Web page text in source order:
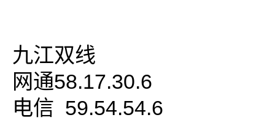
九江双线
网通58.17.30.6
电信 59.54.54.6